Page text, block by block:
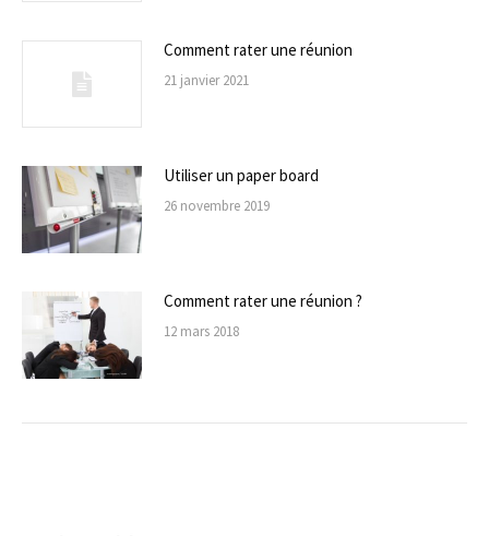
Comment rater une réunion
21 janvier 2021
Utiliser un paper board
26 novembre 2019
Comment rater une réunion ?
12 mars 2018